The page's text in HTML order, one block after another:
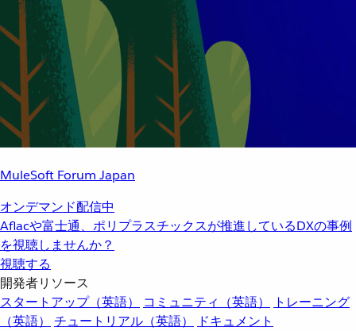
MuleSoft Forum Japan
オンデマンド配信中
Aflacや富士通、ポリプラスチックスが推進しているDXの事例
を視聴しませんか？
視聴する
開発者リソース
スタートアップ（英語）
コミュニティ（英語）
トレーニング
（英語）
チュートリアル（英語）
ドキュメント